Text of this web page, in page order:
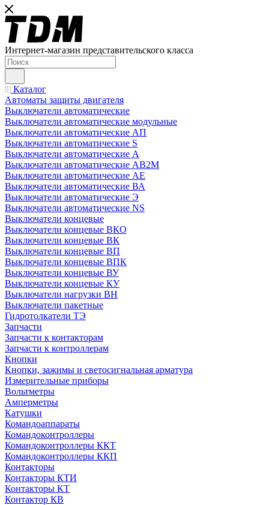
Интернет-магазин представительского класса
Каталог
Автоматы защиты двигателя
Выключатели автоматические
Выключатели автоматические модульные
Выключатели автоматические АП
Выключатели автоматические S
Выключатели автоматические А
Выключатели автоматические АВ2М
Выключатели автоматические АЕ
Выключатели автоматические ВА
Выключатели автоматические Э
Выключатели автоматические NS
Выключатели концевые
Выключатели концевые ВКО
Выключатели концевые ВК
Выключатели концевые ВП
Выключатели концевые ВПК
Выключатели концевые ВУ
Выключатели концевые КУ
Выключатели нагрузки ВН
Выключатели пакетные
Гидротолкатели ТЭ
Запчасти
Запчасти к контакторам
Запчасти к контроллерам
Кнопки
Кнопки, зажимы и светосигнальная арматура
Измерительные приборы
Вольтметры
Амперметры
Катушки
Командоаппараты
Командоконтроллеры
Командоконтроллеры ККТ
Командоконтроллеры ККП
Контакторы
Контакторы КТИ
Контакторы КТ
Контактор КВ